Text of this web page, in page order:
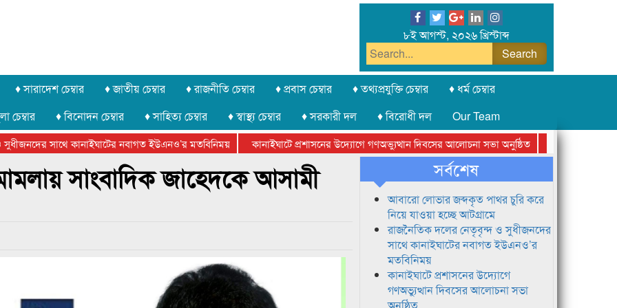
৮ই আগস্ট, ২০২৬ খ্রিস্টাব্দ
♦ সারাদেশ চেম্বার ♦ জাতীয় চেম্বার ♦ রাজনীতি চেম্বার ♦ প্রবাস চেম্বার ♦ তথ্যপ্রযুক্তি চেম্বার
♦ ধর্ম চেম্বার
চেম্বার ♦ বিনোদন চেম্বার ♦ সাহিত্য চেম্বার ♦ স্বাস্থ্য চেম্বার ♦ সরকারী দল ♦ বিরোধী দল
Our Team
সাথে কানাইঘাটের নবাগত ইউএনও’র মতবিনিময় কানাইঘাটে প্রশাসনের উদ্যোগে গণঅভ্যুত্থান দিবসের আলোচনা সভা অনুষ্ঠিত
সিলেট অনলাইন
ফেডারেশানের বিভাগীয় অভিনয় কর্মশালা সম্পন্ন
সাংবাদিক জাহেদকে আসামী সর্বশেষ
আবারো লোভার জব্দকৃত পাথর চুরি করে
নিয়ে যাওয়া হচ্ছে আটগ্রামে
রাজনৈতিক দলের নেতৃবৃন্দ ও সুধীজনদের
সাথে কানাইঘাটের নবাগত ইউএনও’র
মতবিনিময়
কানাইঘাটে প্রশাসনের উদ্যোগে
গণঅভ্যুত্থান দিবসের আলোচনা সভা